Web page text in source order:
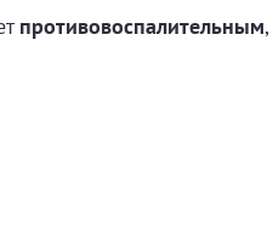
противовоспалительным,